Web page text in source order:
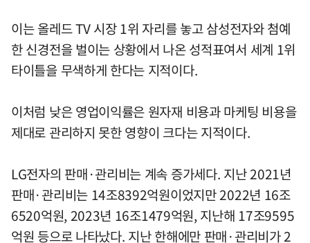
이는 올레드 TV 시장 1위 자리를 놓고 삼성전자와 첨예
한 신경전을 벌이는 상황에서 나온 성적표여서 세계 1위
타이틀을 무색하게 한다는 지적이다.
이처럼 낮은 영업이익률은 원자재 비용과 마케팅 비용을
제대로 관리하지 못한 영향이 크다는 지적이다.
LG전자의 판매·관리비는 계속 증가세다. 지난 2021년
판매·관리비는 14조8392억원이었지만 2022년 16조
6520억원, 2023년 16조1479억원, 지난해 17조9595
억원 등으로 나타났다. 지난 한해에만 판매·관리비가 2